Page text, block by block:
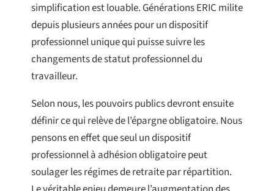
simplification est louable. Générations ERIC milite
depuis plusieurs années pour un dispositif
professionnel unique qui puisse suivre les
changements de statut professionnel du
travailleur.
Selon nous, les pouvoirs publics devront ensuite
définir ce qui relève de l’épargne obligatoire. Nous
pensons en effet que seul un dispositif
professionnel à adhésion obligatoire peut
soulager les régimes de retraite par répartition.